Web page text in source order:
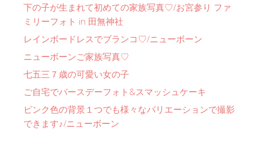
下の子が生まれて初めての家族写真♡/お宮参り ファ
ミリーフォト in 田無神社
レインボードレスでブランコ♡/ニューボーン
ニューボーンご家族写真♡
七五三７歳の可愛い女の子
ご自宅でバースデーフォト&スマッシュケーキ
ピンク色の背景１つでも様々なバリエーションで撮影
できます♪/ニューボーン